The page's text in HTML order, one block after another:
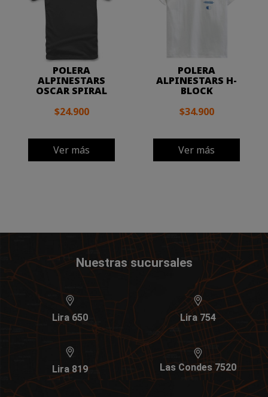
POLERA
ALPINESTARS
OSCAR SPIRAL
$24.900
Ver más
POLERA
ALPINESTARS H-
BLOCK
$34.900
Ver más
Nuestras sucursales
Lira 650 Lira 754
Lira 819 Las Condes 7520